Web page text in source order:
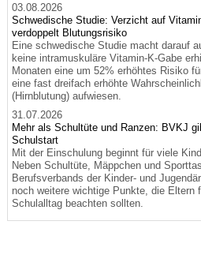
03.08.2026
Schwedische Studie: Verzicht auf
verdoppelt Blutungsrisiko
Eine schwedische Studie macht darauf
keine intramuskuläre Vitamin-K-Gabe
Monaten eine um 52% erhöhtes Risiko
eine fast dreifach erhöhte
(Hirnblutung) aufwiesen.
31.07.2026
Mehr als Schultüte und Ranzen: BVKJ
Schulstart
Mit der Einschulung beginnt für viele
Neben Schultüte, Mäppchen und
Berufsverbands der Kinder- und
noch weitere wichtige Punkte, die Eltern
Schulalltag beachten sollten.